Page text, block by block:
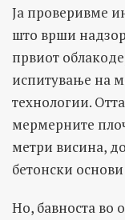
Ја проверивме
што врши
првиот
испитување на
технологии.
мермерните
метри висина,
бетонски
Но, бавноста во